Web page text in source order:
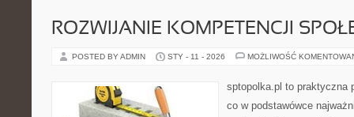
ROZWIJANIE KOMPETENCJI
POSTED BY ADMIN STY - 11 - 2026 MOŻLIWOŚĆ
sptopolka.pl to praktyczna
co w podstawówce